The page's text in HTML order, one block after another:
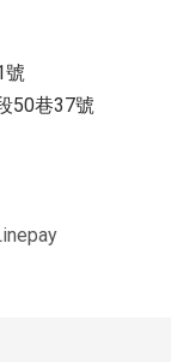
號
50巷37號